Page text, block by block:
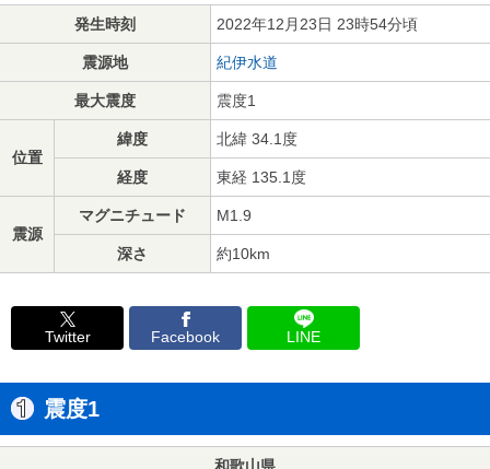
発生時刻 2022年12月23日 23時54分頃
震源地 紀伊水道
最大震度 震度1
位置
緯度 北緯 34.1度
経度 東経 135.1度
震源
マグニチュード M1.9
深さ 約10km
Twitter Facebook LINE
震度1
和歌山県